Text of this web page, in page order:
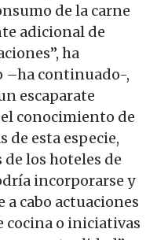
de la carne
adicional de
ha
–ha continuado-,
escaparate
conocimiento de
de esta especie,
los hoteles de
incorporarse y
cabo actuaciones
cocina o iniciativas